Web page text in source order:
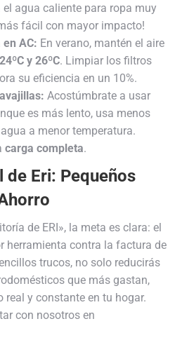
agua caliente para ropa muy
fácil con mayor impacto!
AC: En verano, mantén el aire
24ºC y 26ºC. Limpiar los filtros
su eficiencia en un 10%.
Acostúmbrate a usar
es más lento, usa menos
a menor temperatura.
carga completa.
de Eri: Pequeños
de ERI», la meta es clara: el
herramienta contra la factura de
trucos, no solo reducirás
que más gastan,
real y constante en tu hogar.
con nosotros en